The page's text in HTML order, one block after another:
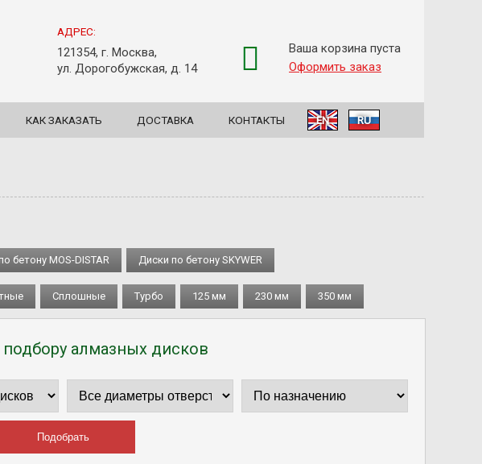
АДРЕС:
121354, г. Москва,
ул. Дорогобужская, д. 14
Ваша корзина пуста
Оформить заказ
КАК ЗАКАЗАТЬ ДОСТАВКА КОНТАКТЫ EN RU
бетону MOS-DISTAR Диски по бетону SKYWER
Сплошные Турбо 125 мм 230 мм 350 мм
алмазных дисков